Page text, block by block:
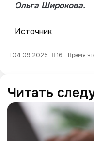
Ольга Широкова.
Источник
04.09.2025 16 Время
Читать